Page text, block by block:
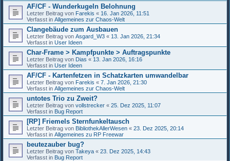
AF/CF - Wunderkugeln Belohnung
Letzter Beitrag von Farekis « 16. Jan 2026, 11:51
Verfasst in Allgemeines zur Chaos-Welt
Clangebäude zum Ausbauen
Letzter Beitrag von Asgard_W3 « 13. Jan 2026, 21:34
Verfasst in User Ideen
Char-Frame > Kampfpunkte > Auftragspunkte
Letzter Beitrag von Dias « 13. Jan 2026, 16:16
Verfasst in User Ideen
AF/CF - Kartenfetzen in Schatzkarten umwandelbar
Letzter Beitrag von Farekis « 7. Jan 2026, 21:30
Verfasst in Allgemeines zur Chaos-Welt
untotes Trio zu Zweit?
Letzter Beitrag von vollstrecker « 25. Dez 2025, 11:07
Verfasst in Bug Report
[RP] Friemels Sternfunkeltausch
Letzter Beitrag von BibliothekAllerWesen « 23. Dez 2025, 20:14
Verfasst in Allgemeines zu RP Freewar
beutezauber bug?
Letzter Beitrag von Takeya « 23. Dez 2025, 14:43
Verfasst in Bug Report